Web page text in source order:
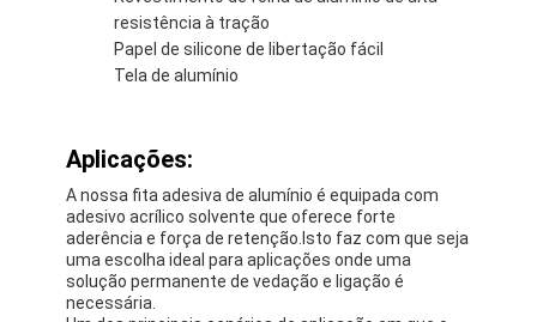
Casa
Produtos
Sobre nós
resistência à tração
Papel de silicone de libertação fácil
Tela de alumínio
Aplicações:
A nossa fita adesiva de alumínio é equipada com
adesivo acrílico solvente que oferece forte
aderência e força de retenção.Isto faz com que seja
uma escolha ideal para aplicações onde uma
solução permanente de vedação e ligação é
necessária.